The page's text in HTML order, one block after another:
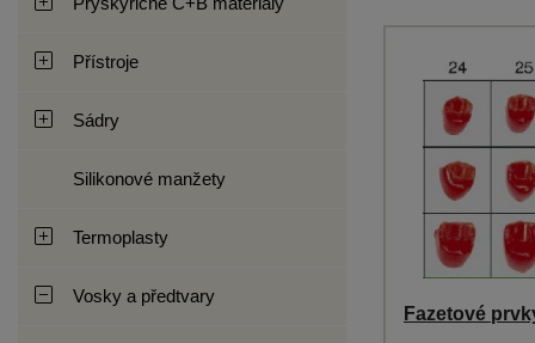
Přístroje
Sádry
Silikonové manžety
Termoplasty
Vosky a předtvary
Fazetové